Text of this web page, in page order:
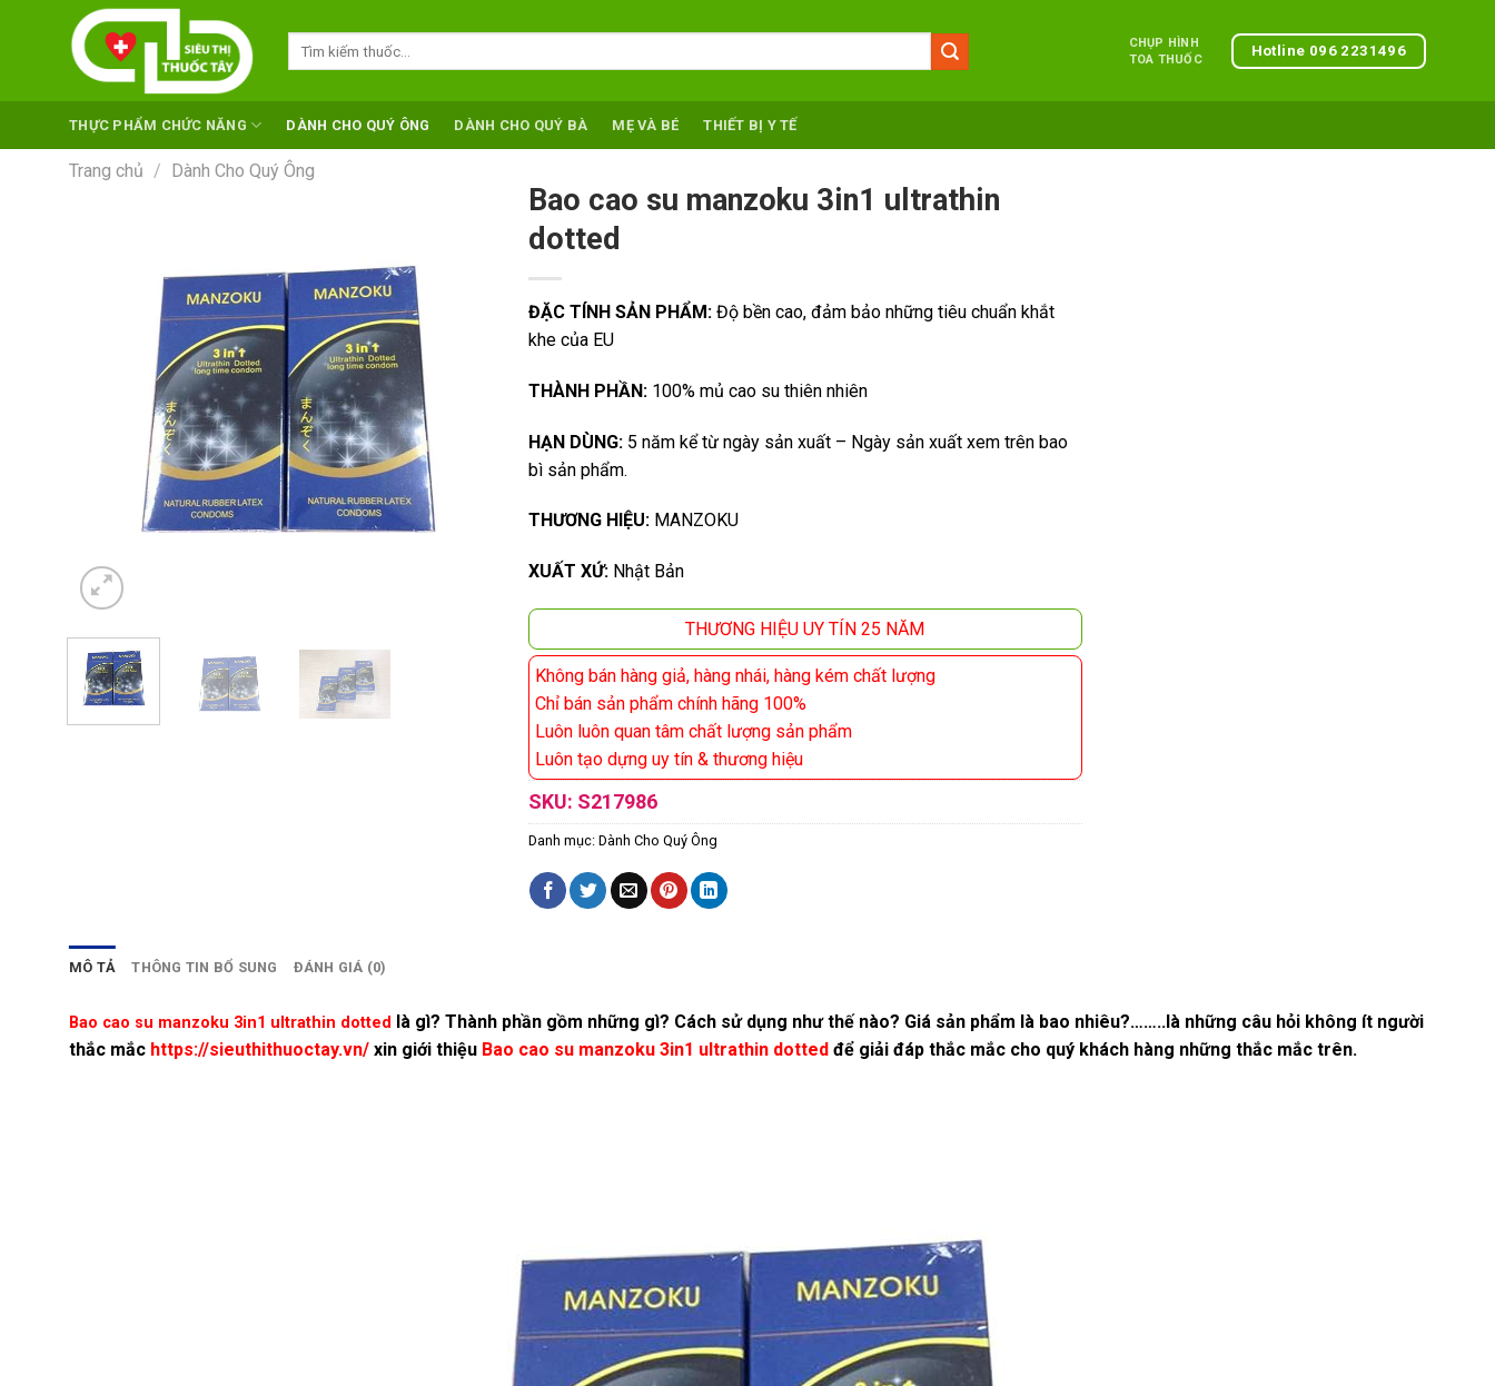
CHỤP HÌNH
TOA THUỐC
Hotline 096 2231496
THỰC PHẨM CHỨC NĂNG DÀNH CHO QUÝ ÔNG DÀNH CHO QUÝ BÀ MẸ VÀ BÉ THIẾT BỊ Y TẾ
Trang chủ / Dành Cho Quý Ông
Bao cao su manzoku 3in1 ultrathin
dotted
ĐẶC TÍNH SẢN PHẨM: Độ bền cao, đảm bảo những tiêu chuẩn khắt
khe của EU
THÀNH PHẦN: 100% mủ cao su thiên nhiên
HẠN DÙNG:5 năm kể từ ngày sản xuất – Ngày sản xuất xem trên bao
bì sản phẩm.
THƯƠNG HIỆU:MANZOKU
XUẤT XỨ:Nhật Bản
THƯƠNG HIỆU UY TÍN 25 NĂM
Không bán hàng giả, hàng nhái, hàng kém chất lượng
Chỉ bán sản phẩm chính hãng 100%
Luôn luôn quan tâm chất lượng sản phẩm
Luôn tạo dựng uy tín & thương hiệu
SKU: S217986
Danh mục: Dành Cho Quý Ông
MÔ TẢ THÔNG TIN BỔ SUNG ĐÁNH GIÁ (0)
Bao cao su manzoku 3in1 ultrathin dotted là gì? Thành phần gồm những gì? Cách sử dụng như thế nào? Giá sản phẩm là bao nhiêu?……..là những câu hỏi không ít người
thắc mắc https://sieuthithuoctay.vn/ xin giới thiệu Bao cao su manzoku 3in1 ultrathin dotted để giải đáp thắc mắc cho quý khách hàng những thắc mắc trên.